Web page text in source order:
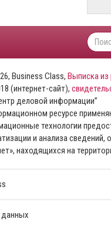
Business Class, Выписка из
(интернет-сайт),
деловой информации”
ресурсе
технологии
и анализа
находящихся на
данных